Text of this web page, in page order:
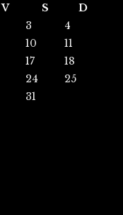
V S
D
3
4
10
11
17
18
24
25
31